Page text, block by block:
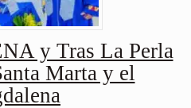
y Tras La Perla
Marta y el